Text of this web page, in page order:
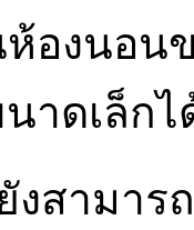
ห้องนอ
าดเล็กไ
งสามาร